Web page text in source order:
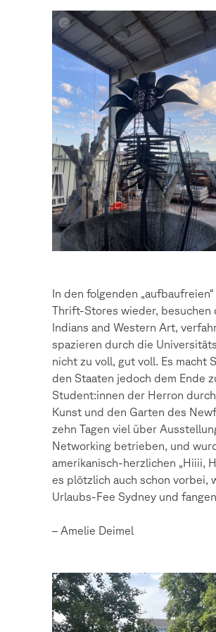
Amelie
Deimel,
Paul
Amire
Kocici,
Judith
Glaser
In den folgenden
Thrift-Stores wieder, besuchen
Indians and Western Art,
spazieren durch die
nicht zu voll, gut voll. Es macht
den Staaten jedoch dem Ende
Student:innen der Herron
Kunst und den Garten des
zehn Tagen viel über
Networking betrieben, und
amerikanisch-herzlichen „Hiiii,
es plötzlich auch schon vorbei,
Urlaubs-Fee Sydney und
– Amelie Deimel
Amelie
Deimel,
Paul